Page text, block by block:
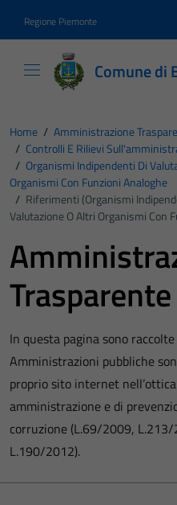
Regione Piemonte
Comune di
Home / Amministrazione
/ Controlli E Rilievi
/ Organismi Indipendenti Di
Organismi Con Funzioni Analoghe
/ Riferimenti (Organismi
Valutazione O Altri Organismi Con
Trasparente
In questa pagina sono
Amministrazioni pubbliche
proprio sito internet
amministrazione e di
corruzione (L.69/2009,
L.190/2012).